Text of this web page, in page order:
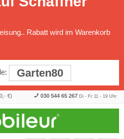
Rabatt wird im Warenkorb
Garten80
€) 030 544 65 267 Di - Fr 11 - 19 Uhr